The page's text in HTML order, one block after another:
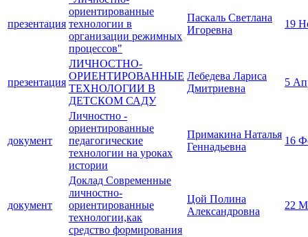
презентация
ориентированные
технологии в
организации режимных
процессов"
Паскаль Светлана
Игоревна
19
презентация
ЛИЧНОСТНО-
ОРИЕНТИРОВАННЫЕ
ТЕХНОЛОГИИ В
ДЕТСКОМ САДУ
Лебедева Лариса
Дмитриевна
5
документ
Личностно -
ориентированные
педагогические
технологии на уроках
истории
Примакина Наталья
Геннадьевна
16
документ
Доклад Современные
личностно-
ориентированные
технологии,как
средство формирования
Цой Полина
Александровна
22